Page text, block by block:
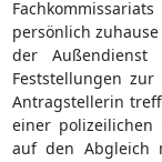
persönlich
der
Feststellungen
Antragstellerin
einer polizeilichen
auf den Abgleich